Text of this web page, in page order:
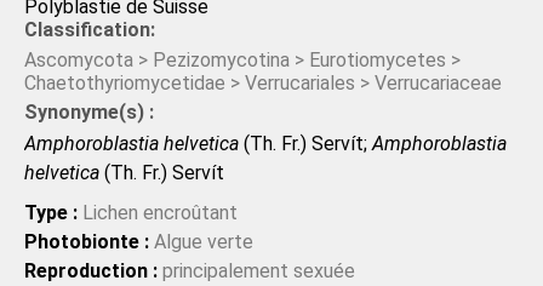
Polyblastie de Suisse
Classification:
Ascomycota > Pezizomycotina > Eurotiomycetes >
Chaetothyriomycetidae > Verrucariales > Verrucariaceae
Synonyme(s) :
Amphoroblastia helvetica (Th. Fr.) Servít; Amphoroblastia
helvetica (Th. Fr.) Servít
Type : Lichen encroûtant
Photobionte : Algue verte
Reproduction : principalement sexuée